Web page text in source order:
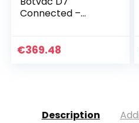
Connected –
met laadstation,
€369.48
Description